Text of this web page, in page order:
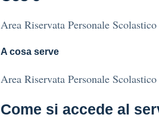
Area Riservata Personale Scolastico
A cosa serve
Area Riservata Personale Scolastico
Come si accede al